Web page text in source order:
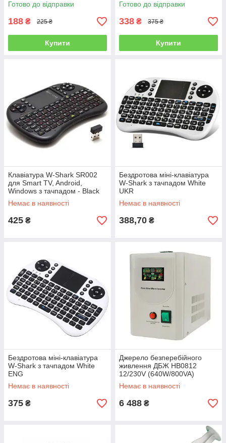
Готово до відправки
188 ₴ 225 ₴
Купити
Готово до відправки
338 ₴ 375 ₴
Купити
Клавіатура W-Shark SR002
для Smart TV, Android,
Windows з тачпадом - Black
Немає в наявності
425 ₴
Бездротова міні-клавіатура
W-Shark з тачпадом White
UKR
Немає в наявності
388,70 ₴
Бездротова міні-клавіатура
W-Shark з тачпадом White
ENG
Немає в наявності
375 ₴
Джерело безперебійного
живлення ДБЖ HB0812
12/230V (640W/800VA)
чистий сінус
Немає в наявності
6 488 ₴